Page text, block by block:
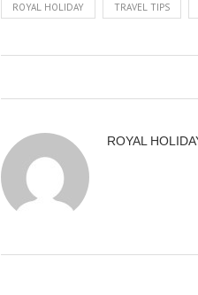
ROYAL HOLIDAY TRAVEL TIPS
ROYAL